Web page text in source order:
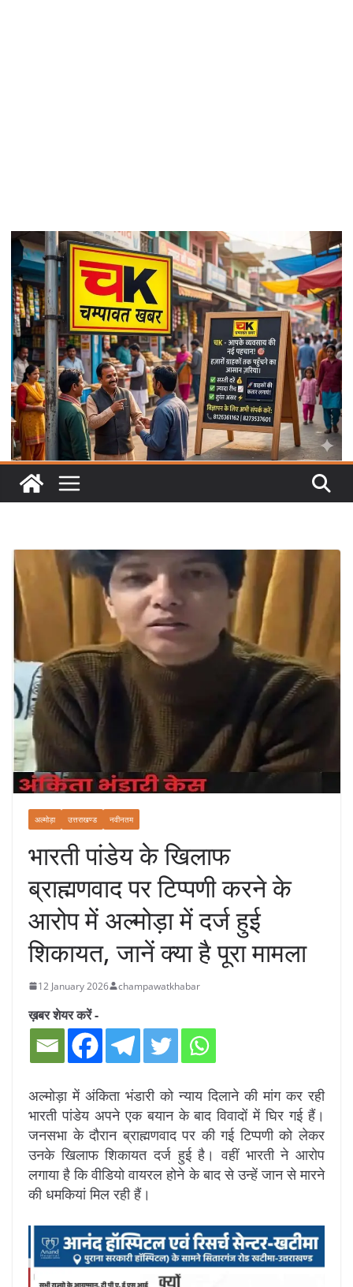
अल्मोड़ा उत्तराखण्ड नवीनतम
भारती पांडेय के खिलाफ
ब्राह्मणवाद पर टिप्पणी करने के
आरोप में अल्मोड़ा में दर्ज हुई
शिकायत, जानें क्या है पूरा मामला
12 January 2026 champawatkhabar
ख़बर शेयर करें -
अल्मोड़ा में अंकिता भंडारी को न्याय दिलाने की मांग कर रही
भारती पांडेय अपने एक बयान के बाद विवादों में घिर गई हैं।
जनसभा के दौरान ब्राह्मणवाद पर की गई टिप्पणी को लेकर
उनके खिलाफ शिकायत दर्ज हुई है। वहीं भारती ने आरोप
लगाया है कि वीडियो वायरल होने के बाद से उन्हें जान से मारने
की धमकियां मिल रही हैं।